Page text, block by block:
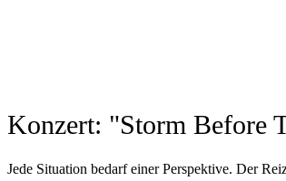
Konzert: "Storm Before
Jede Situation bedarf einer Perspektive. Der